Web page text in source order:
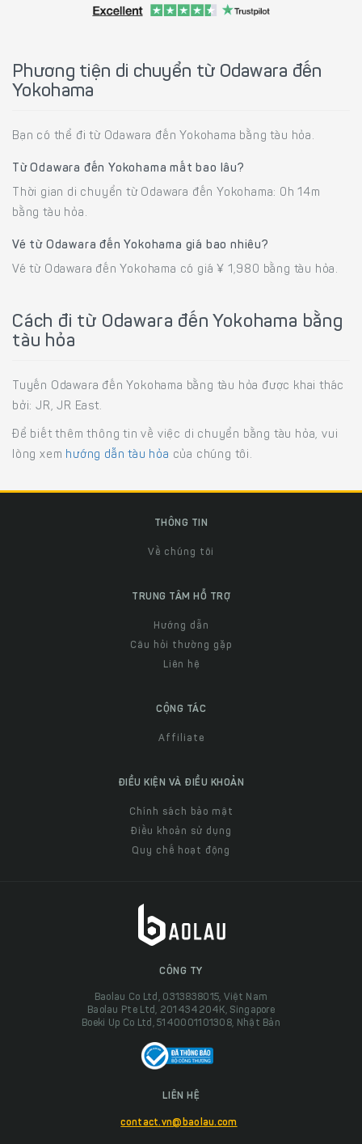
Phương tiện di chuyển từ Odawara đến
Yokohama
Bạn có thể đi từ Odawara đến Yokohama bằng tàu hỏa.
Từ Odawara đến Yokohama mất bao lâu?
Thời gian di chuyển từ Odawara đến Yokohama: 0h 14m
bằng tàu hỏa.
Vé từ Odawara đến Yokohama giá bao nhiêu?
Vé từ Odawara đến Yokohama có giá ¥ 1,980 bằng tàu hỏa.
Cách đi từ Odawara đến Yokohama bằng
tàu hỏa
Tuyến Odawara đến Yokohama bằng tàu hỏa được khai thác
bởi: JR, JR East.
Để biết thêm thông tin về việc di chuyển bằng tàu hỏa, vui
lòng xem hướng dẫn tàu hỏa của chúng tôi.
THÔNG TIN
Về chúng tôi
TRUNG TÂM HỖ TRỢ
Hướng dẫn
Câu hỏi thường gặp
Liên hệ
CỘNG TÁC
Affiliate
ĐIỀU KIỆN VÀ ĐIỀU KHOẢN
Chính sách bảo mật
Điều khoản sử dụng
Quy chế hoạt động
CÔNG TY
Baolau Co Ltd, 0313838015, Việt Nam
Baolau Pte Ltd, 201434204K, Singapore
Boeki Up Co Ltd, 5140001101308, Nhật Bản
LIÊN HỆ
contact.vn@baolau.com